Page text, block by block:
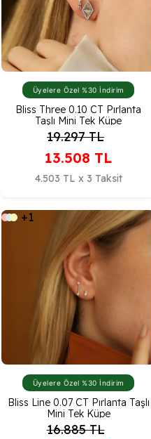
Üyelere Özel %30 İndirim
Bliss Three 0.10 CT Pırlanta
Taşlı Mini Tek Küpe
19.297TL
13.508 TL
4.503 TL x 3 Taksit
+1
Üyelere Özel %30 İndirim
Bliss Line 0.07 CT Pırlanta Taşlı
Mini Tek Küpe
16.885TL